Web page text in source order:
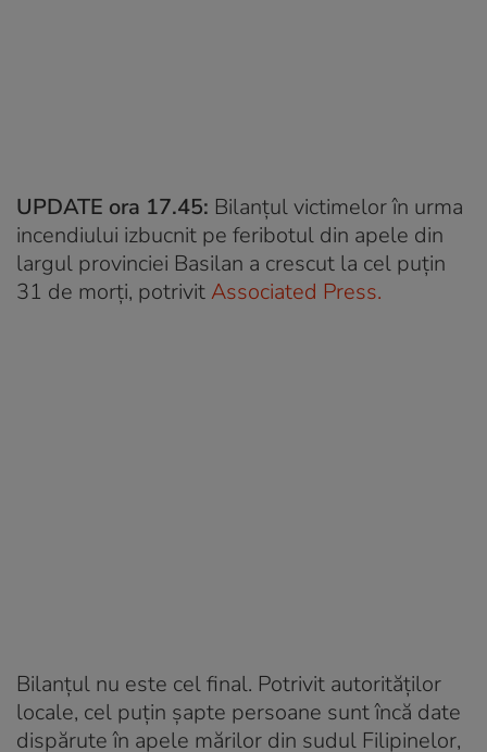
UPDATE ora 17.45: Bilanțul victimelor în urma
incendiului izbucnit pe feribotul din apele din
largul provinciei Basilan a crescut la cel puțin
31 de morți, potrivitAssociated Press.
Bilanțul nu este cel final. Potrivit autorităților
locale, cel puțin șapte persoane sunt încă date
dispărute în apele mărilor din sudul Filipinelor,